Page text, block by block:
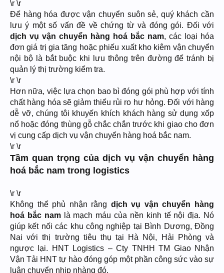
\r \r
Để hàng hóa được vận chuyển suôn sẻ, quý khách cần
lưu ý một số vấn đề về chứng từ và đóng gói. Đối với
dịch vụ vận chuyển hàng hoá bắc nam, các loại hóa
đơn giá trị gia tăng hoặc phiếu xuất kho kiêm vận chuyển
nội bộ là bắt buộc khi lưu thông trên đường để tránh bị
quản lý thị trường kiểm tra.
\r \r
Hơn nữa, việc lựa chọn bao bì đóng gói phù hợp với tính
chất hàng hóa sẽ giảm thiểu rủi ro hư hỏng. Đối với hàng
dễ vỡ, chúng tôi khuyến khích khách hàng sử dụng xốp
nổ hoặc đóng thùng gỗ chắc chắn trước khi giao cho đơn
vị cung cấp dịch vụ vận chuyển hàng hoá bắc nam.
\r \r
Tầm quan trọng của dịch vụ vận chuyển hàng
hoá bắc nam trong logistics
\r \r
Không thể phủ nhận rằng dịch vụ vận chuyển hàng
hoá bắc namlà mạch máu của nền kinh tế nội địa. Nó
giúp kết nối các khu công nghiệp tại Bình Dương, Đồng
Nai với thị trường tiêu thụ tại Hà Nội, Hải Phòng và
ngược lại. HNT Logistics – Cty TNHH TM Giao Nhận
Vận Tải HNT tự hào đóng góp một phần công sức vào sự
luân chuyển nhịp nhàng đó.